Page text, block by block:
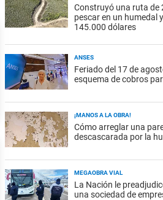
Construyó una ruta de
pescar en un humedal
145.000 dólares
ANSES
Feriado del 17 de
esquema de cobros
¡MANOS A LA OBRA!
Cómo arreglar una
descascarada por la
MEGAOBRA VIAL
La Nación le
una sociedad de